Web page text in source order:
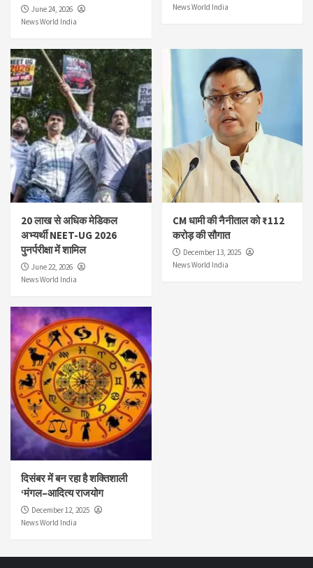
June 24, 2026
News World India
News World India
20 लाख से अधिक मेडिकल
अभ्यर्थी NEET-UG 2026
पुनर्परीक्षा में शामिल
June 22, 2026
News World India
CM धामी की नैनीताल को ₹112
करोड़ की सौगात
December 13, 2025
News World India
दिसंबर में बन रहा है शक्तिशाली
‘मंगल–आदित्य राजयोग
December 12, 2025
News World India